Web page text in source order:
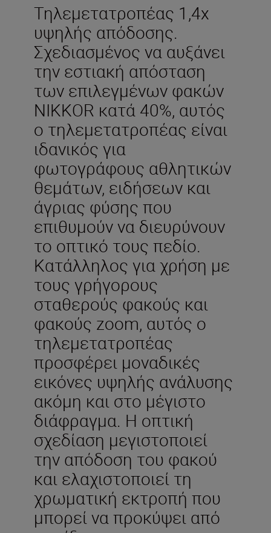
Τηλεμετατροπέας 1,4x
υψηλής απόδοσης.
Σχεδιασμένος να αυξάνει
την εστιακή απόσταση
των επιλεγμένων φακών
NIKKOR κατά 40%, αυτός
ο τηλεμετατροπέας είναι
ιδανικός για
φωτογράφους αθλητικών
θεμάτων, ειδήσεων και
άγριας φύσης που
επιθυμούν να διευρύνουν
το οπτικό τους πεδίο.
Κατάλληλος για χρήση με
τους γρήγορους
σταθερούς φακούς και
φακούς zoom, αυτός ο
τηλεμετατροπέας
προσφέρει μοναδικές
εικόνες υψηλής ανάλυσης
ακόμη και στο μέγιστο
διάφραγμα. Η οπτική
σχεδίαση μεγιστοποιεί
την απόδοση του φακού
και ελαχιστοποιεί τη
χρωματική εκτροπή που
μπορεί να προκύψει από